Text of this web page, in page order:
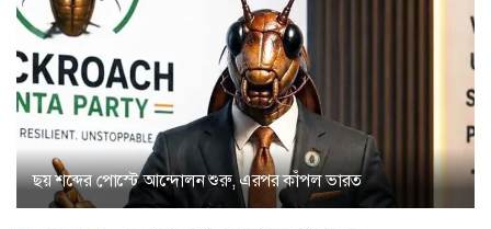
ছয় শব্দের পোস্টে আন্দোলন শুরু, এরপর কাঁপল ভারত